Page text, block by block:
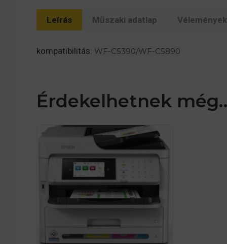
Leírás Műszaki adatlap
kompatibilitás: WF-C5390/WF-C5890
Érdekelhetnek